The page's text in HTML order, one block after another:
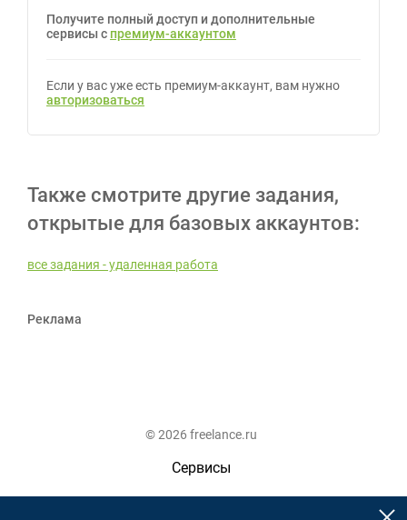
Получите полный доступ и дополнительные
сервисы с премиум-аккаунтом
Если у вас уже есть премиум-аккаунт, вам нужно
авторизоваться
Также смотрите другие задания,
открытые для базовых аккаунтов:
все задания - удаленная работа
Реклама
© 2026 freelance.ru
Сервисы
Помощь